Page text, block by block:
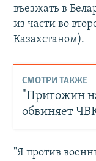
въезжать в
из части во
Казахстаном).
СМОТРИ ТАКЖЕ
"Пригожин
обвиняет
"Я против